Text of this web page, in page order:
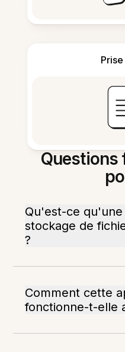
Questions
Qu'est-ce
stockage de
?
Comment cette
fonctionne-t-elle